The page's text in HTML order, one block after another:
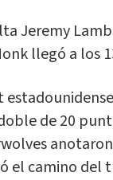
Jeremy
llegó a los
de 20
el camino del